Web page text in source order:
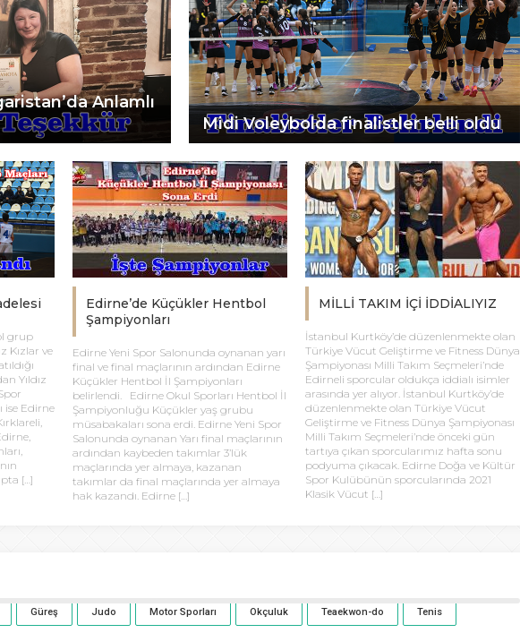
Anlamlı
Midi Voleybolda finalistler belli oldu
grup
Kızlar ve
Yıldız
ise Edirne
[…]
Edirne’de Küçükler Hentbol
Şampiyonları
Edirne Yeni Spor Salonunda oynanan yarı
final ve final maçlarının ardından Edirne
Küçükler Hentbol İl Şampiyonları
belirlendi. Edirne Okul Sporları Hentbol İl
Şampiyonluğu Küçükler yaş grubu
müsabakaları sona erdi. Edirne Yeni Spor
Salonunda oynanan Yarı final maçlarının
ardından kaybeden takımlar 3’lük
maçlarında yer almaya, kazanan
takımlar da final maçlarında yer almaya
hak kazandı. Edirne […]
MİLLİ TAKIM İÇİ İDDİALIYIZ
İstanbul Kurtköy’de düzenlenmekte olan
Türkiye Vücut Geliştirme ve Fitness Dünya
Şampiyonası Milli Takım Seçmeleri’nde
Edirneli sporcular oldukça iddialı isimler
arasında yer alıyor. İstanbul Kurtköy’de
düzenlenmekte olan Türkiye Vücut
Geliştirme ve Fitness Dünya Şampiyonası
Milli Takım Seçmeleri’nde önceki gün
tartıya çıkan sporcularımız hafta sonu
podyuma çıkacak. Edirne Doğa ve Kültür
Spor Kulübünün sporcularında 2021
Klasik Vücut […]
Güreş Judo Motor Sporları Okçuluk Teaekwon-do Tenis